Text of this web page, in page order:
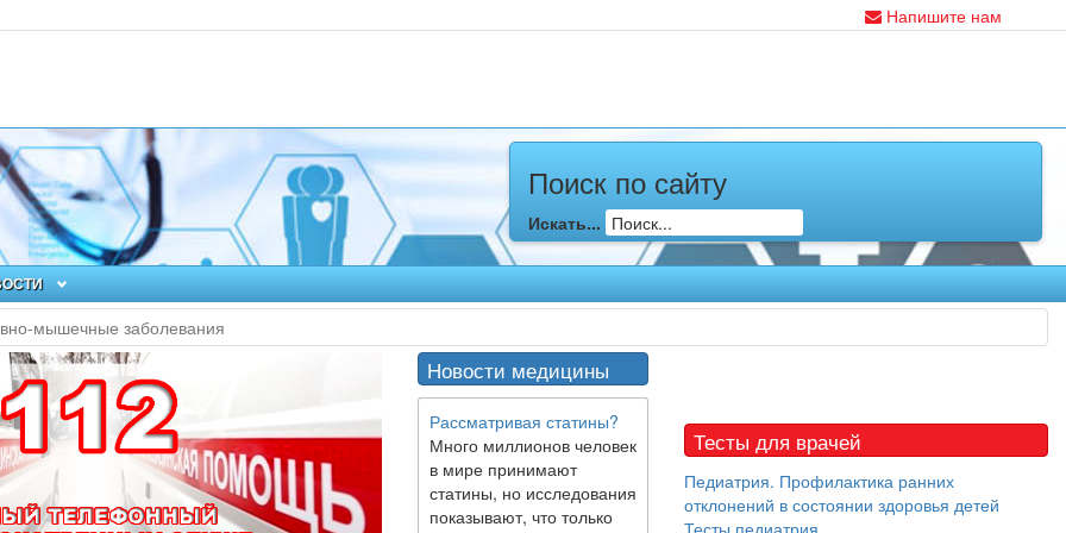
Напишите нам
Поиск по сайту
Искать...
мышечные заболевания
Новости медицины
Рассматривая статины?
Много миллионов человек
в мире принимают
статины, но исследования
показывают, что только
Тесты для врачей
Педиатрия. Профилактика ранних
отклонений в состоянии здоровья детей
Тесты педиатрия